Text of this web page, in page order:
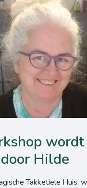
Hilde
Takketiele Huis,